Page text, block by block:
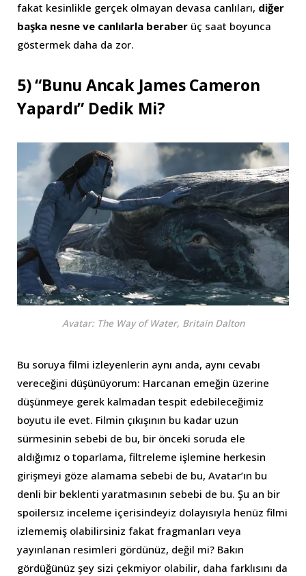
fakat kesinlikle gerçek olmayan devasa canlıları, diğer
başka nesne ve canlılarla beraber üç saat boyunca
göstermek daha da zor.
5) “Bunu Ancak James Cameron
Yapardı” Dedik Mi?
Avatar: The Way of Water, Britain Dalton
Bu soruya filmi izleyenlerin aynı anda, aynı cevabı
vereceğini düşünüyorum: Harcanan emeğin üzerine
düşünmeye gerek kalmadan tespit edebileceğimiz
boyutu ile evet. Filmin çıkışının bu kadar uzun
sürmesinin sebebi de bu, bir önceki soruda ele
aldığımız o toparlama, filtreleme işlemine herkesin
girişmeyi göze alamama sebebi de bu, Avatar’ın bu
denli bir beklenti yaratmasının sebebi de bu. Şu an bir
spoilersız inceleme içerisindeyiz dolayısıyla henüz filmi
izlememiş olabilirsiniz fakat fragmanları veya
yayınlanan resimleri gördünüz, değil mi? Bakın
gördüğünüz şey sizi çekmiyor olabilir, daha farklısını da